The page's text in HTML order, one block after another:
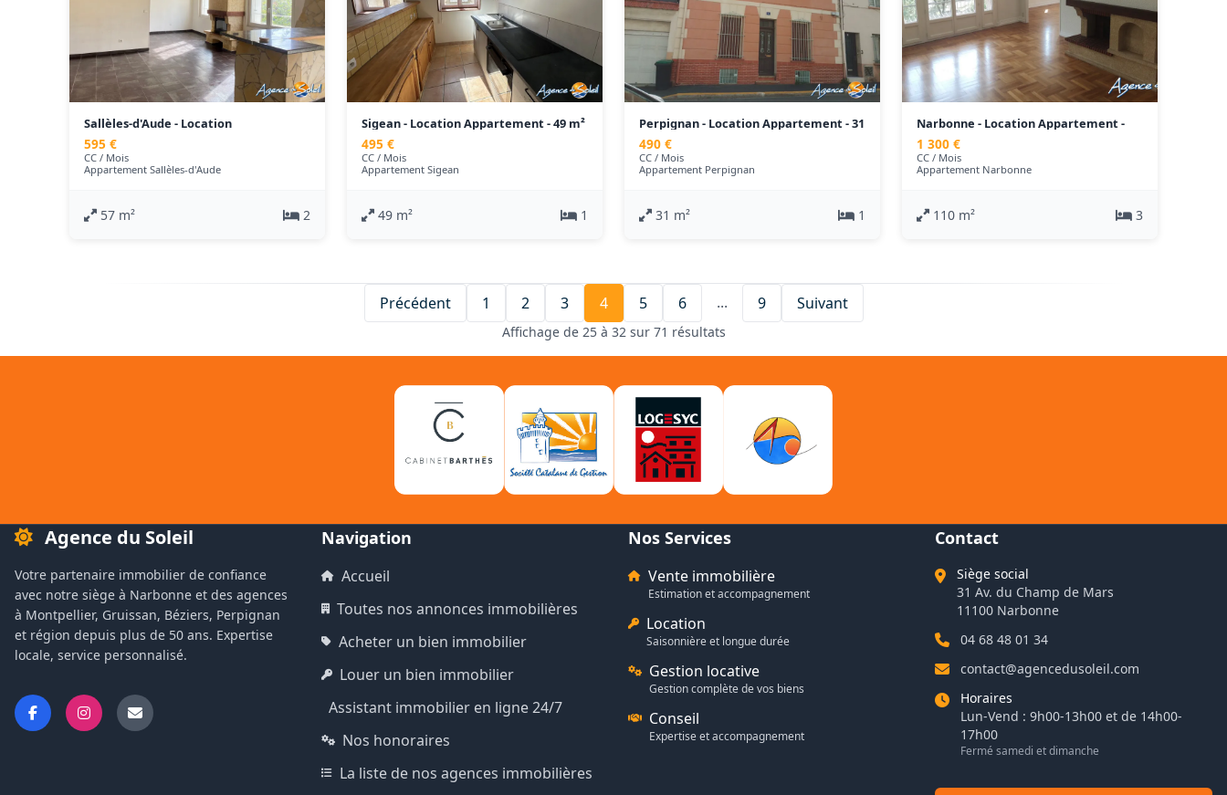
Sallèles-d'Aude - Location
Appartement - 57 m²
595 €
CC / Mois
Appartement Sallèles-d'Aude
57 m² 2
Sigean - Location Appartement - 49 m²
495 €
CC / Mois
Appartement Sigean
49 m² 1
Perpignan - Location Appartement - 31
m²
490 €
CC / Mois
Appartement Perpignan
31 m² 1
Narbonne - Location Appartement -
110 m²
1 300 €
CC / Mois
Appartement Narbonne
110 m² 3
Précédent 1 2 3 4 5 6 ... 9 Suivant
Affichage de 25 à 32 sur 71 résultats
Agence du Soleil
Votre partenaire immobilier de confiance
avec notre siège à Narbonne et des agences
à Montpellier, Gruissan, Béziers, Perpignan
et région depuis plus de 50 ans. Expertise
locale, service personnalisé.
Navigation
Accueil
Toutes nos annonces immobilières
Acheter un bien immobilier
Louer un bien immobilier
Assistant immobilier en ligne 24/7
Nos honoraires
La liste de nos agences immobilières
Nos Services
Vente immobilière
Estimation et accompagnement
Location
Saisonnière et longue durée
Gestion locative
Gestion complète de vos biens
Conseil
Expertise et accompagnement
Contact
Siège social
31 Av. du Champ de Mars
11100 Narbonne
04 68 48 01 34
contact@agencedusoleil.com
Horaires
Lun-Vend : 9h00-13h00 et de 14h00-
17h00
Fermé samedi et dimanche